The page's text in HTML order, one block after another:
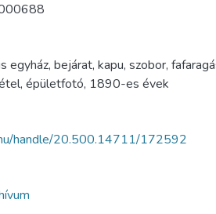
egyház, bejárat, kapu, szobor,
, épületfotó, 1890-es évek
handle/20.500.14711/172592